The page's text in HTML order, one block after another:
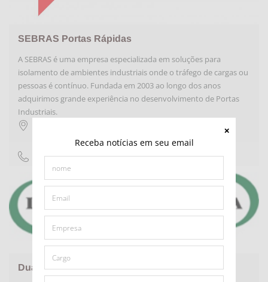
Receba notícias em seu email
SEBRAS Portas Rápidas
A SEBRAS é uma empresa especializada em soluções para
isolamento de ambientes industriais onde o tráfego de cargas ou
pessoas é contínuo. Fundada em 2003 ao longo dos anos
adquirimos grande experiência no desenvolvimento de Portas
Industriais.
não fornecido
Duarte de Almeida Const Ltda